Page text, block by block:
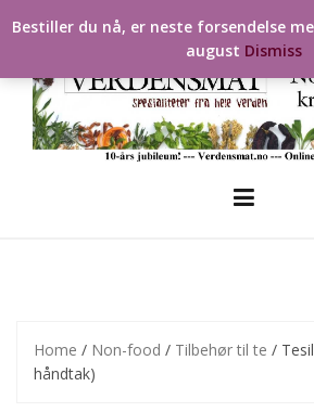
to
Home / Non-food / Tilbehør til te /
håndtak)
Bestiller du nå, er neste forsendelse
august Dismiss